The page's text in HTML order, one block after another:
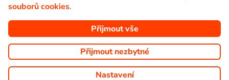
Copyright © goNET s.r.o. Na tomto webu jsou zobrazovány
obrázky z pořadů TV stanic, které můžete sledovat v Lepší.TV.
souborů cookies.
Přijmout vše
Přijmout nezbytné
Nastavení